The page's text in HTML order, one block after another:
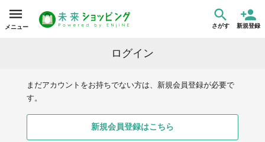
メニュー さがす 新規登録
ログイン
まだアカウントをお持ちでない方は、新規会員登録が必要で
す。
新規会員登録はこちら